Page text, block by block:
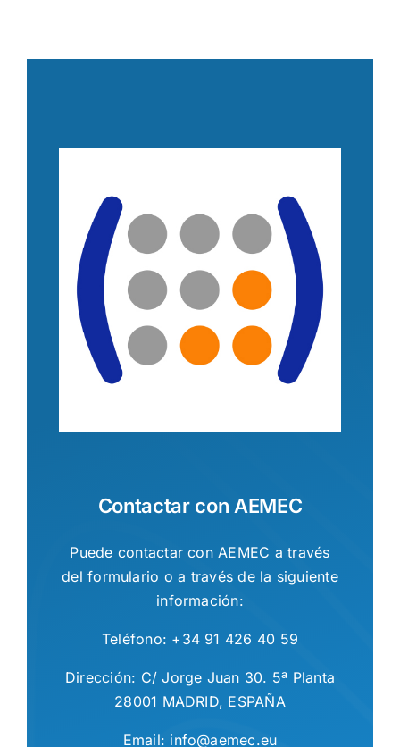
Contactar con AEMEC
Puede contactar con AEMEC a través
del formulario o a través de la siguiente
información:
Teléfono: +34 91 426 40 59
Dirección: C/ Jorge Juan 30. 5ª Planta
28001 MADRID, ESPAÑA
Email: info@aemec.eu